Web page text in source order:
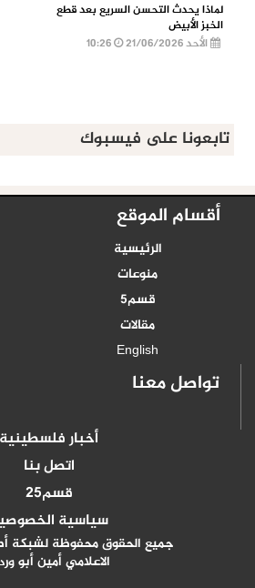
لماذا يحدث التحسن السريع بعد قطع
الخبز الأبيض
الأحد 21/06/2026
تابعونا على فيسبوك
أقسام الموقع
الرئيسية
منوعات
قسم5
مقالات
English
تواصل معنا
أخبار فلسطينية
اتصل بنا
قسم25
سياسية
جميع الحقوق محفوظة لشبكة
الاعلامي أمين أبو